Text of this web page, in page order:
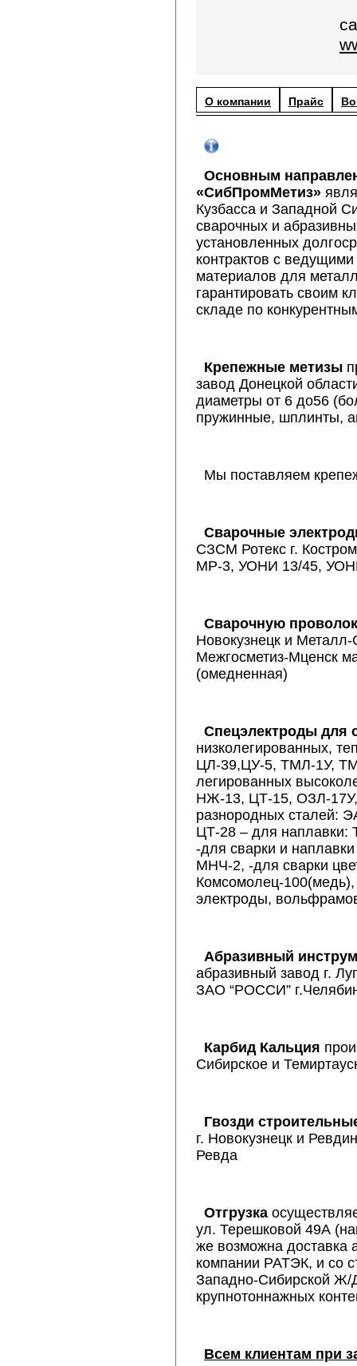
О компании Прайс
Основным
«СибПромМетиз»
Кузбасса и Западной
сварочных и
установленных
контрактов с
материалов для
гарантировать своим
складе по
Крепежные метизы
завод Донецкой
диаметры от 6 до56
пружинные, шплинты,
Мы поставляем
Сварочные
СЗСМ Ротекс г.
МР-3, УОНИ 13/45,
Сварочную
Новокузнецк и
Межгосметиз-Мценск
(омедненная)
Спецэлектроды для
низколегированных,
ЦЛ-39,ЦУ-5, ТМЛ-1У,
легированных
НЖ-13, ЦТ-15, ОЗЛ-
разнородных сталей:
ЦТ-28 – для
-для сварки и
МНЧ-2, -для сварки
Комсомолец-
электроды,
Абразивный
абразивный завод г.
ЗАО “РОССИ”
Карбид Кальция
Сибирское и
Гвозди
г. Новокузнецк и
Ревда
Отгрузка
ул. Терешковой 49А
же возможна доставка
компании РАТЭК, и со
Западно-Сибирской Ж/
крупнотоннажных
Всем клиентам при